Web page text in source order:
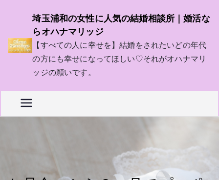
プ
埼玉浦和の女性に人気の結婚相談所｜婚活な
らオハナマリッジ
【すべての人に幸せを】結婚をされたいどの年代
の方にも幸せになってほしい♡それがオハナマリ
ッジの願いです。